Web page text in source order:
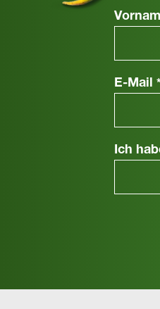
E-Mail *
Ich